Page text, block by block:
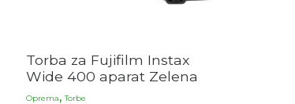
Torba za Fujifilm Instax
Wide 400 aparat Zelena
Oprema,Torbe